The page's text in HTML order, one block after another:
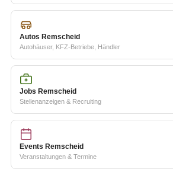
Autos Remscheid
Autohäuser, KFZ-Betriebe, Händler
Jobs Remscheid
Stellenanzeigen & Recruiting
Events Remscheid
Veranstaltungen & Termine